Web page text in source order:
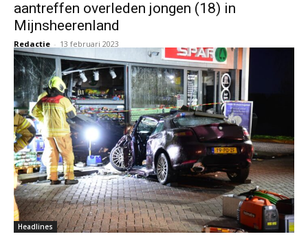
aantreffen overleden jongen (18) in
Mijnsheerenland
Redactie - 13 februari 2023
Headlines